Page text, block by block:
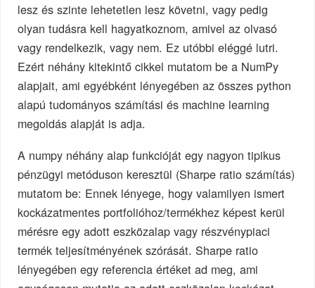
lesz és szinte lehetetlen lesz követni, vagy pedig
olyan tudásra kell hagyatkoznom, amivel az olvasó
vagy rendelkezik, vagy nem. Ez utóbbi eléggé lutri.
Ezért néhány kitekintő cikkel mutatom be a NumPy
alapjait, ami egyébként lényegében az összes python
alapú tudományos számítási és machine learning
megoldás alapját is adja.
A numpy néhány alap funkcióját egy nagyon tipikus
pénzügyi metóduson keresztül (Sharpe ratio számítás)
mutatom be: Ennek lényege, hogy valamilyen ismert
kockázatmentes portfolióhoz/termékhez képest kerül
mérésre egy adott eszközalap vagy részvénypiaci
termék teljesítményének szórását. Sharpe ratio
lényegében egy referencia értéket ad meg, ami